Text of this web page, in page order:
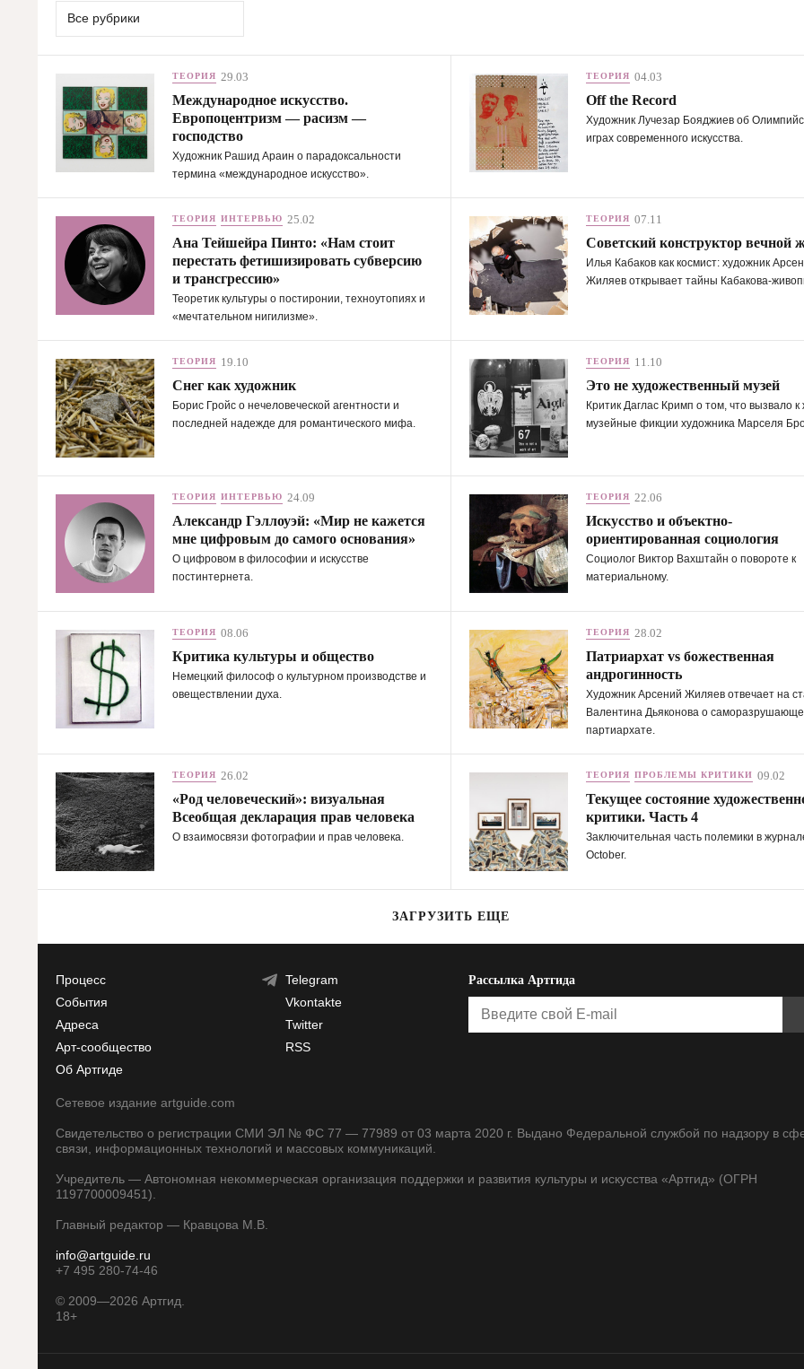
Все рубрики
ТЕОРИЯ 29.03
Международное искусство.
Европоцентризм — расизм —
господство
Художник Рашид Араин о парадоксальности
термина «международное искусство».
ТЕОРИЯ 04.03
Off the Record
Художник Лучезар Бояджиев об
играх современного искусства.
ТЕОРИЯ ИНТЕРВЬЮ 25.02
Ана Тейшейра Пинто: «Нам стоит
перестать фетишизировать субверсию
и трансгрессию»
Теоретик культуры о постиронии, техноутопиях и
«мечтательном нигилизме».
ТЕОРИЯ 07.11
Советский конструктор вечной
Илья Кабаков как космист: художник
Жиляев открывает тайны Кабакова-
ТЕОРИЯ 19.10
Снег как художник
Борис Гройс о нечеловеческой агентности и
последней надежде для романтического мифа.
ТЕОРИЯ 11.10
Это не художественный музей
Критик Даглас Кримп о том, что вызвало к
музейные фикции художника Марселя
ТЕОРИЯ ИНТЕРВЬЮ 24.09
Александр Гэллоуэй: «Мир не кажется
мне цифровым до самого основания»
О цифровом в философии и искусстве
постинтернета.
ТЕОРИЯ 22.06
Искусство и объектно-
ориентированная социология
Социолог Виктор Вахштайн о повороте к
материальному.
ТЕОРИЯ 08.06
Критика культуры и общество
Немецкий философ о культурном производстве и
овеществлении духа.
ТЕОРИЯ 28.02
Патриархат vs божественная
андрогинность
Художник Арсений Жиляев отвечает на
Валентина Дьяконова о
партиархате.
ТЕОРИЯ 26.02
«Род человеческий»: визуальная
Всеобщая декларация прав человека
О взаимосвязи фотографии и прав человека.
ТЕОРИЯ ПРОБЛЕМЫ КРИТИКИ 09.02
Текущее состояние
критики. Часть 4
Заключительная часть полемики в
October.
ЗАГРУЗИТЬ ЕЩЕ
Процесс
События
Адреса
Арт-сообщество
Об Артгиде
Telegram
Vkontakte
Twitter
RSS
Рассылка Артгида
Сетевое издание artguide.com
Свидетельство о регистрации СМИ ЭЛ № ФС 77 — 77989 от 03 марта 2020 г. Выдано Федеральной службой по надзору в
связи, информационных технологий и массовых коммуникаций.
Учредитель — Автономная некоммерческая организация поддержки и развития культуры и искусства «Артгид» (ОГРН
1197700009451).
Главный редактор — Кравцова М.В.
info@artguide.ru
+7 495 280-74-46
© 2009—2026 Артгид.
18+